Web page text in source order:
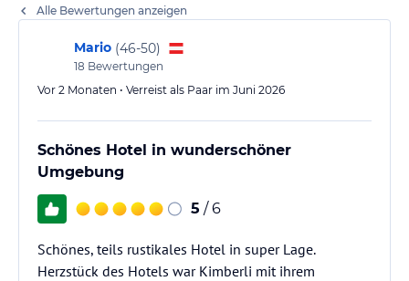
Alle Bewertungen anzeigen
Mario (46-50)
18 Bewertungen
Vor 2 Monaten • Verreist als Paar im Juni 2026
Schönes Hotel in wunderschöner
Umgebung
5 / 6
Schönes, teils rustikales Hotel in super Lage.
Herzstück des Hotels war Kimberli mit ihrem